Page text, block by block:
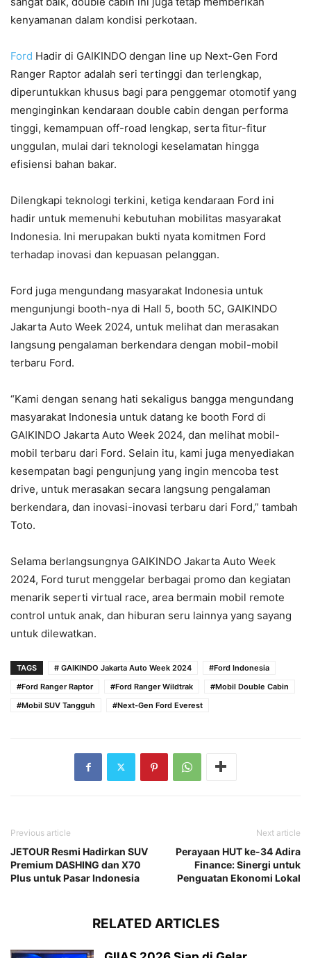
kenyamanan dalam kondisi perkotaan.
Ford Hadir di GAIKINDO dengan line up Next-Gen Ford
Ranger Raptor adalah seri tertinggi dan terlengkap,
diperuntukkan khusus bagi para penggemar otomotif yang
menginginkan kendaraan double cabin dengan performa
tinggi, kemampuan off-road lengkap, serta fitur-fitur
unggulan, mulai dari teknologi keselamatan hingga
efisiensi bahan bakar.
Dilengkapi teknologi terkini, ketiga kendaraan Ford ini
hadir untuk memenuhi kebutuhan mobilitas masyarakat
Indonesia. Ini merupakan bukti nyata komitmen Ford
terhadap inovasi dan kepuasan pelanggan.
Ford juga mengundang masyarakat Indonesia untuk
mengunjungi booth-nya di Hall 5, booth 5C, GAIKINDO
Jakarta Auto Week 2024, untuk melihat dan merasakan
langsung pengalaman berkendara dengan mobil-mobil
terbaru Ford.
“Kami dengan senang hati sekaligus bangga mengundang
masyarakat Indonesia untuk datang ke booth Ford di
GAIKINDO Jakarta Auto Week 2024, dan melihat mobil-
mobil terbaru dari Ford. Selain itu, kami juga menyediakan
kesempatan bagi pengunjung yang ingin mencoba test
drive, untuk merasakan secara langsung pengalaman
berkendara, dan inovasi-inovasi terbaru dari Ford,” tambah
Toto.
Selama berlangsungnya GAIKINDO Jakarta Auto Week
2024, Ford turut menggelar berbagai promo dan kegiatan
menarik seperti virtual race, area bermain mobil remote
control untuk anak, dan hiburan seru lainnya yang sayang
untuk dilewatkan.
TAGS # GAIKINDO Jakarta Auto Week 2024
#Ford Indonesia
#Ford Ranger Raptor
#Ford Ranger Wildtrak
#Mobil Double Cabin
#Mobil SUV Tangguh
#Next-Gen Ford Everest
Previous article
JETOUR Resmi Hadirkan SUV
Premium DASHING dan X70
Plus untuk Pasar Indonesia
Next article
Perayaan HUT ke-34 Adira
Finance: Sinergi untuk
Penguatan Ekonomi Lokal
RELATED ARTICLES